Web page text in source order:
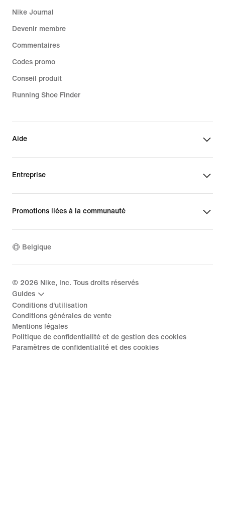
Nike Journal
Devenir membre
Commentaires
Codes promo
Conseil produit
Running Shoe Finder
Aide
Entreprise
Promotions liées à la communauté
Belgique
© 2026 Nike, Inc. Tous droits réservés
Guides
Conditions d'utilisation
Conditions générales de vente
Mentions légales
Politique de confidentialité et de gestion des cookies
Paramètres de confidentialité et des cookies